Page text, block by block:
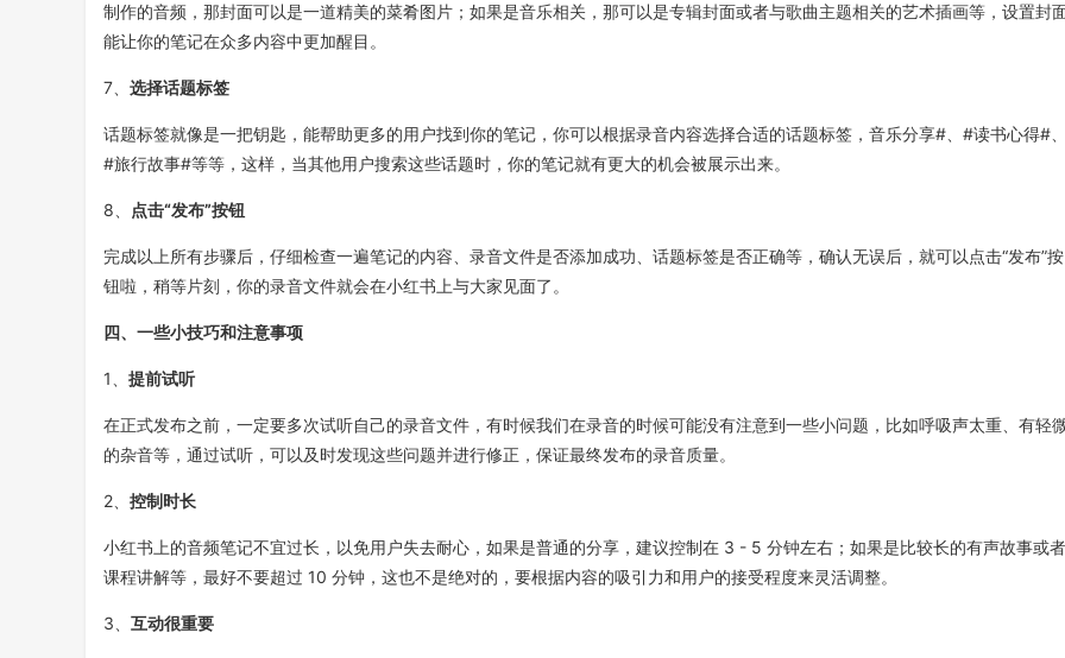
制作的音频，那封面可以是一道精美的菜肴图片；如果是音乐相关，那可以是专辑封面或者与歌曲主题相关的艺术插画等，设置封
能让你的笔记在众多内容中更加醒目。
7、 选择话题标签
话题标签就像是一把钥匙，能帮助更多的用户找到你的笔记，你可以根据录音内容选择合适的话题标签，音乐分享#、#读书心得#、
#旅行故事#等等，这样，当其他用户搜索这些话题时，你的笔记就有更大的机会被展示出来。
8、 点击“发布”按钮
完成以上所有步骤后，仔细检查一遍笔记的内容、录音文件是否添加成功、话题标签是否正确等，确认无误后，就可以点击“发布”按
钮啦，稍等片刻，你的录音文件就会在小红书上与大家见面了。
四、一些小技巧和注意事项
1、 提前试听
在正式发布之前，一定要多次试听自己的录音文件，有时候我们在录音的时候可能没有注意到一些小问题，比如呼吸声太重、有轻
的杂音等，通过试听，可以及时发现这些问题并进行修正，保证最终发布的录音质量。
2、 控制时长
小红书上的音频笔记不宜过长，以免用户失去耐心，如果是普通的分享，建议控制在 3 - 5 分钟左右；如果是比较长的有声故事或者
课程讲解等，最好不要超过 10 分钟，这也不是绝对的，要根据内容的吸引力和用户的接受程度来灵活调整。
3、 互动很重要